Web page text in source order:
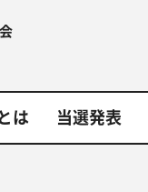
は 当選発表